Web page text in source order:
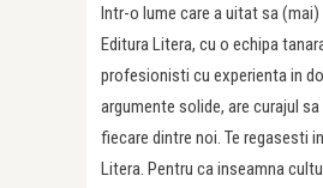
Intr-o lume care a uitat sa
Editura Litera, cu o echipa
profesionisti cu experienta in
argumente solide, are curajul sa
fiecare dintre noi. Te regasesti
Litera. Pentru ca inseamna